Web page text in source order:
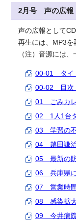
2月号 声の広報
声の広報として
再生には、MP3を
（注）音源には
00-01 タイ
00-02 目次
01 ごみカレ
02 1人1台タ
03 学習の不
04 越田謙治
05 最新の防
06 兵庫県に
07 営業時間
08 感染拡大
09 今井病院